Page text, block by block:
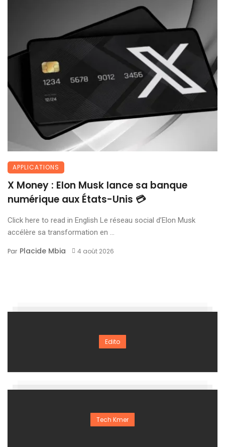
APPLICATIONS
X Money : Elon Musk lance sa banque
numérique aux États-Unis 💳
Click here to read in English Le réseau social d’Elon Musk
accélère sa transformation en ...
Par Placide Mbia 4 août 2026
Edito
Tech Kmer